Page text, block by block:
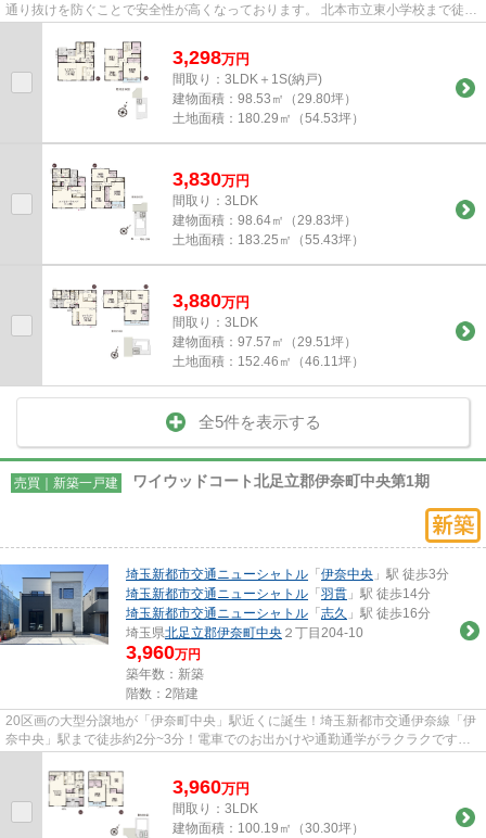
通り抜けを防ぐことで安全性が高くなっております。 北本市立東小学校まで徒歩
9分と近く、お子様の通学も...
3,298万円
間取り：3LDK＋1S(納戸)
建物面積： 98.53㎡（29.80坪）
土地面積： 180.29㎡（54.53坪）
3,830万円
間取り：3LDK
建物面積： 98.64㎡（29.83坪）
土地面積： 183.25㎡（55.43坪）
3,880万円
間取り：3LDK
建物面積： 97.57㎡（29.51坪）
土地面積： 152.46㎡（46.11坪）
全5件を表示する
売買｜新築一戸建 ワイウッドコート北足立郡伊奈町中央第1期
埼玉新都市交通ニューシャトル 「伊奈中央 」駅 徒歩3分
埼玉新都市交通ニューシャトル 「羽貫 」駅 徒歩14分
埼玉新都市交通ニューシャトル 「志久 」駅 徒歩16分
埼玉県北足立郡伊奈町中央 ２丁目204-10
3,960万円
築年数：新築
階数：2階建
20区画の大型分譲地が「伊奈町中央」駅近くに誕生！埼玉新都市交通伊奈線「伊
奈中央」駅まで徒歩約2分~3分！電車でのお出かけや通勤通学がラクラクです。
全区画40坪以上で、建物と駐...
3,960万円
間取り：3LDK
建物面積： 100.19㎡（30.30坪）